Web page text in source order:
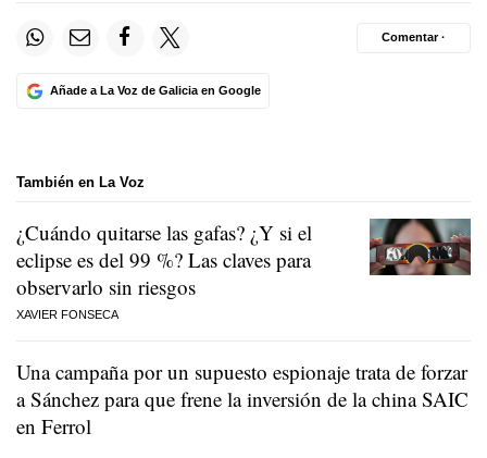
Añade a La Voz de Galicia en Google
Comentar ·
También en La Voz
¿Cuándo quitarse las gafas? ¿Y si el
eclipse es del 99 %? Las claves para
observarlo sin riesgos
XAVIER FONSECA
Una campaña por un supuesto espionaje trata de forzar
a Sánchez para que frene la inversión de la china SAIC
en Ferrol